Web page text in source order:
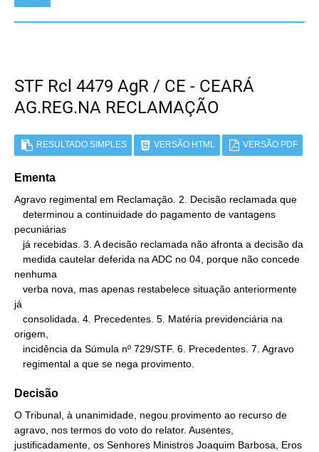
STF Rcl 4479 AgR / CE - CEARÁ
AG.REG.NA RECLAMAÇÃO
RESULTADO SIMPLES VERSÃO HTML VERSÃO PDF
Ementa
Agravo regimental em Reclamação. 2. Decisão reclamada que
pecuniárias
nenhuma
já
origem,
   regimental a que se nega provimento.
Decisão
O Tribunal, à unanimidade, negou provimento ao recurso de
agravo, nos termos do voto do relator. Ausentes,
justificadamente, os Senhores Ministros Joaquim Barbosa, Eros